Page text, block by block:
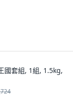
國套組, 1組, 1.5kg,